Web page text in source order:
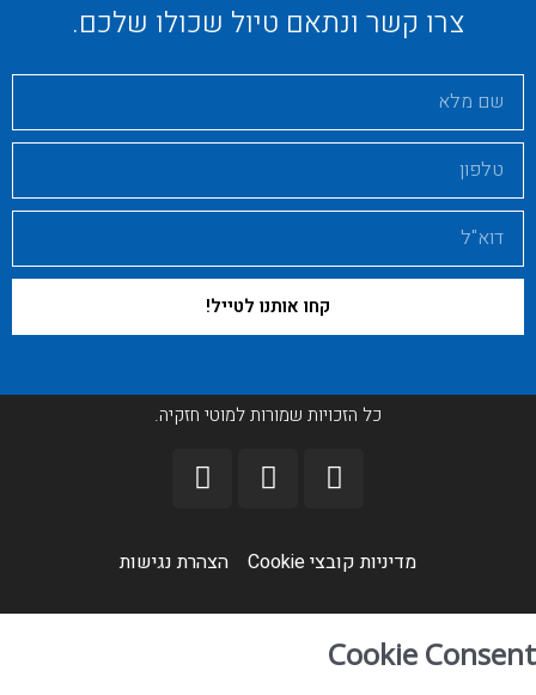
צרו קשר ונתאם טיול שכולו שלכם.
קחו אותנו לטייל!
כל הזכויות שמורות למוטי חזקיה.
מדיניות קובצי Cookie​ הצהרת נגישות